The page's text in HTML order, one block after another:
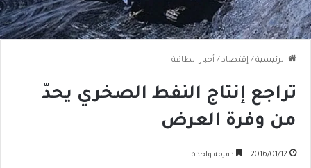
الرئيسية / إقتصاد / أخبار الطاقة
تراجع إنتاج النفط الصخري يحدّ
من وفرة العرض
2016/01/12 دقيقة واحدة